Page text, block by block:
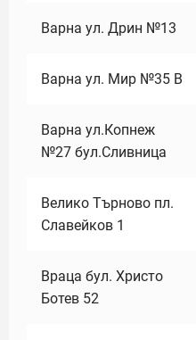
Варна ул. Дрин №13
Варна ул. Мир №35 В
Варна ул.Копнеж
№27 бул.Сливница
Велико Търново пл.
Славейков 1
Враца бул. Христо
Ботев 52